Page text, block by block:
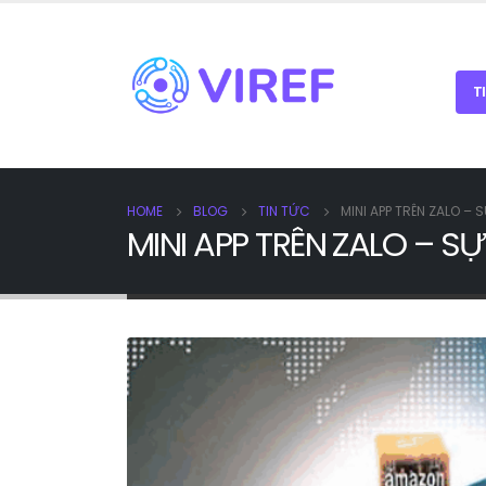
HOME BLOG TIN TỨC MINI APP TRÊN ZALO
MINI APP TRÊN ZALO –